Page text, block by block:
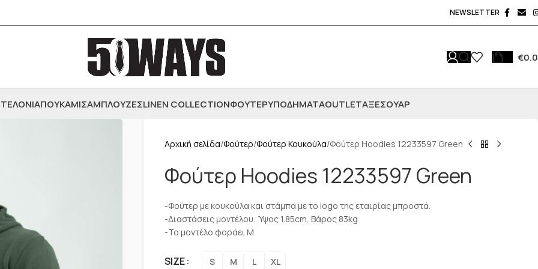
NEWSLETTER
€
ΠΟΥΚΑΜΙΣΑΜΠΛΟΥΖΕΣLINEN COLLECTIONΦΟΥΤΕΡΥΠΟΔΗΜΑΤΑOUTLETΑΞΕΣΟΥΆΡ
Αρχική σελίδα Φούτερ Φούτερ Κουκούλα Φούτερ Hoodies 12233597 Green
Φούτερ Hoodies 12233597 Green
-Φούτερ με κουκούλα και στάμπα με το logo της εταιρίας μπροστά.
-Διαστάσεις μοντέλου: Ύψος 1.85cm, Βάρος 83kg
-Το μοντέλο φοράει M
SIZE S M L XL